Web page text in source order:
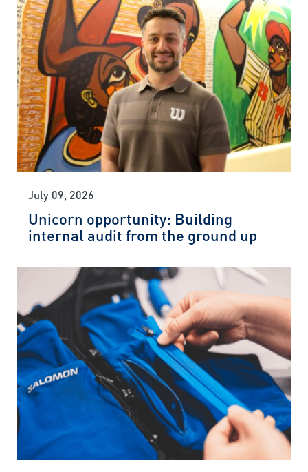
July 09, 2026
Unicorn opportunity: Building
internal audit from the ground up